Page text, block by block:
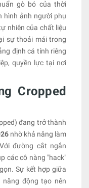
gò bó của thời
hình ảnh người phụ
nhiên của chất liệu
sự thoải mái trong
định cá tính riêng
quyền lực tại nơi
Cropped
đang trở thành
nhờ khả năng làm
đường cắt ngắn
các cô nàng "hack"
Sự kết hợp giữa
động tạo nên